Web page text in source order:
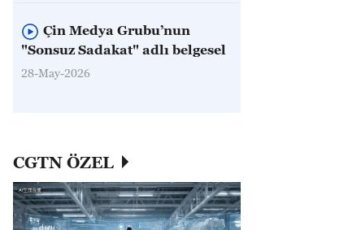
Çin Medya Grubu’nun
"Sonsuz Sadakat" adlı belgesel
28-May-2026
CGTN ÖZEL